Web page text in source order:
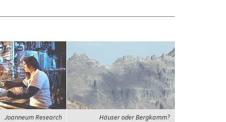
Joanneum Research Häuser oder Bergkamm?